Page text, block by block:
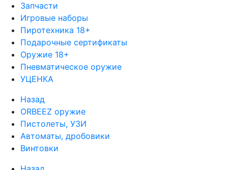
Запчасти
Игровые наборы
Пиротехника 18+
Подарочные сертификаты
Оружие 18+
Пневматическое оружие
УЦЕНКА
Назад
ORBEEZ оружие
Пистолеты, УЗИ
Автоматы, дробовики
Винтовки